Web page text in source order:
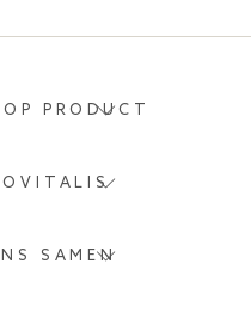
PRODUCT
SAMEN